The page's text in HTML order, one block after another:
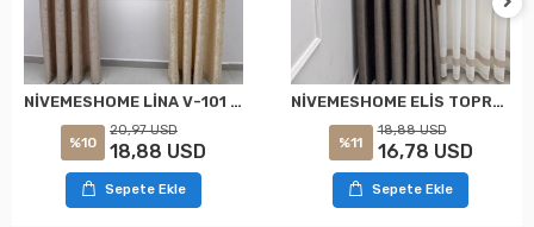
NİVEMESHOME LİNA V-101 KREM 1/3 PİLELİ FON PERDE
%10
20,97 USD
18,88 USD
Sepete Ekle
NİVEMESHOME ELİS TOPRAK FON PERDE 1/3 SIK PİLELİ PERDE APM
%11
18,88 USD
16,78 USD
Sepete Ekle